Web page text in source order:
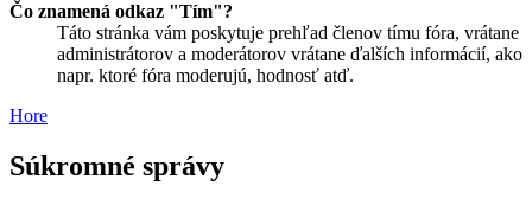
Čo znamená odkaz "Tím"?
Táto stránka vám poskytuje prehľad členov tímu fóra, vrátane
administrátorov a moderátorov vrátane ďalších informácií, ako
napr. ktoré fóra moderujú, hodnosť atď.
Hore
Súkromné správy